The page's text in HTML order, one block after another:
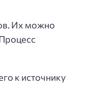
Их можно
к источнику